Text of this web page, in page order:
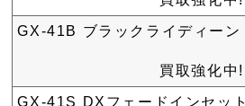
GX-41B ブラックライディーン
買取強化中!
GX-41S DXフェードインセット